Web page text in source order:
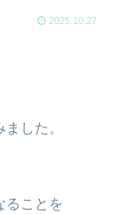
2025.10.27
した。
ることを